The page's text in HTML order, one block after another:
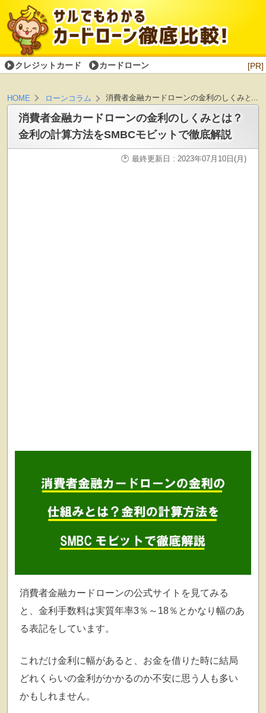
[PR]
クレジットカード カードローン
HOME ローンコラム 消費者金融カードローンの金利のしくみとは
消費者金融カードローンの金利のしくみとは？
金利の計算方法をSMBCモビットで徹底解説
最終更新日 : 2023年07月10日(月)
消費者金融カードローンの公式サイトを見てみる
と、金利手数料は実質年率3％～18％とかなり幅のあ
る表記をしています。
これだけ金利に幅があると、お金を借りた時に結局
どれくらいの金利がかかるのか不安に思う人も多い
かもしれません。